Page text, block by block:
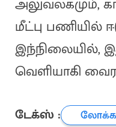
அலுவலகமும்,
மீட்பு பணியில்
இந்நிலையில்,
வெளியாகி
டேக்ஸ் :